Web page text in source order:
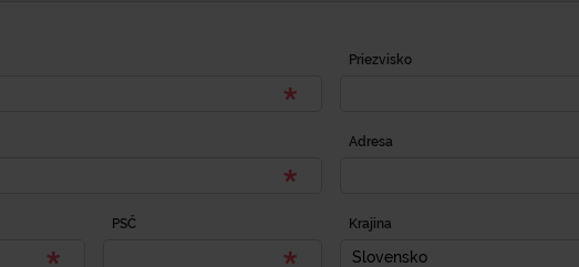
Priezvisko
Adresa
PSČ Krajina
Slovensko